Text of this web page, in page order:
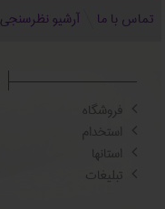
تماس با ما آرشیو نظرسنجی
فروشگاه
استخدام
استانها
تبلیغات